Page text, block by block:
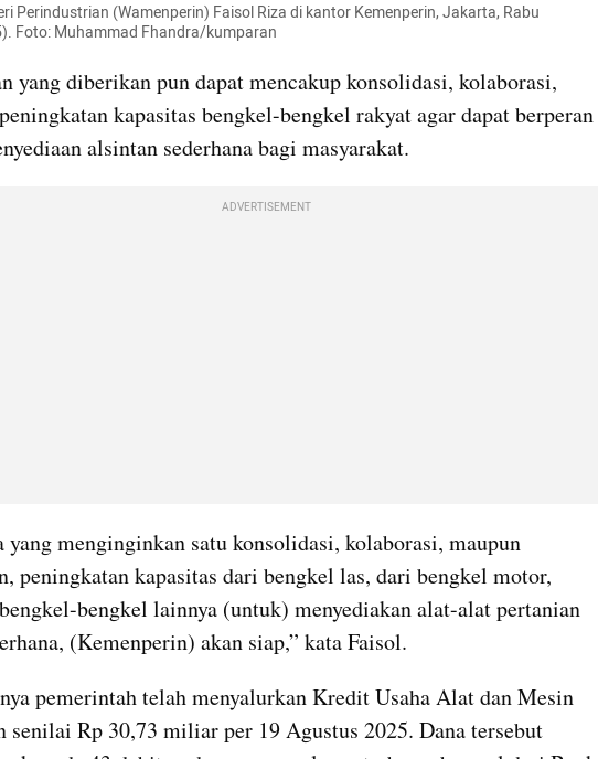
Perindustrian (Wamenperin) Faisol Riza di kantor Kemenperin, Jakarta, Rabu
Foto: Muhammad Fhandra/kumparan
yang diberikan pun dapat mencakup konsolidasi, kolaborasi,
kapasitas bengkel-bengkel rakyat agar dapat berperan
alsintan sederhana bagi masyarakat.
ADVERTISEMENT
yang menginginkan satu konsolidasi, kolaborasi, maupun
peningkatan kapasitas dari bengkel las, dari bengkel motor,
bengkel lainnya (untuk) menyediakan alat-alat pertanian
(Kemenperin) akan siap,” kata Faisol.
pemerintah telah menyalurkan Kredit Usaha Alat dan Mesin
senilai Rp 30,73 miliar per 19 Agustus 2025. Dana tersebut